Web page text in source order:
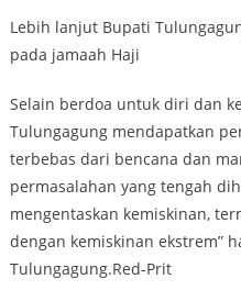
Lebih lanjut Bupati
pada jamaah Haji
Selain berdoa untuk diri dan
Tulungagung mendapatkan
terbebas dari bencana dan
permasalahan yang tengah
mengentaskan kemiskinan,
dengan kemiskinan ekstrem”
Tulungagung.Red-Prit